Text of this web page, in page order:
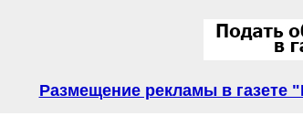
Размещение рекламы в газете